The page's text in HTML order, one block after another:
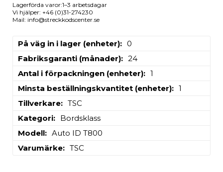
Lagerförda varor:1–3 arbetsdagar
Vi hjälper: +46 (0)31-274230
Mail: info@streckkodscenter.se
På väg in i lager (enheter)
0
Fabriksgaranti (månader)
24
Antal i förpackningen (enheter)
1
Minsta beställningskvantitet (enheter)
1
Tillverkare
TSC
Kategori
Bordsklass
Modell
Auto ID T800
Varumärke
TSC